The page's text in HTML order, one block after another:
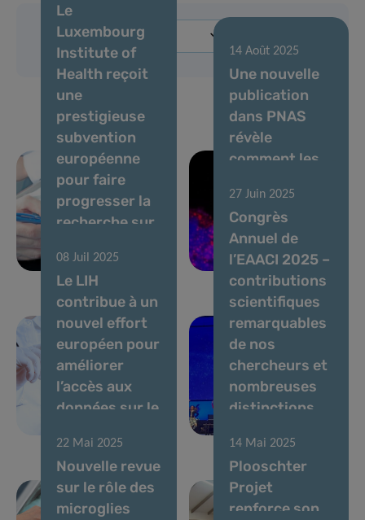
Le
Luxembourg
Institute of
Health reçoit
une
prestigieuse
subvention
européenne
pour faire
progresser la
recherche sur
cerveau
14 Août 2025
Une nouvelle
publication
dans PNAS
révèle
comment les
cancéreuses
échappent au
système
immunitaire
08 Juil 2025
Le LIH
contribue à un
nouvel effort
européen pour
améliorer
l’accès aux
données sur le
27 Juin 2025
Congrès
Annuel de
l’EAACI 2025 –
contributions
scientifiques
remarquables
de nos
chercheurs et
nombreuses
distinctions
22 Mai 2025
Nouvelle revue
sur le rôle des
microglies
14 Mai 2025
Plooschter
Projet
renforce son